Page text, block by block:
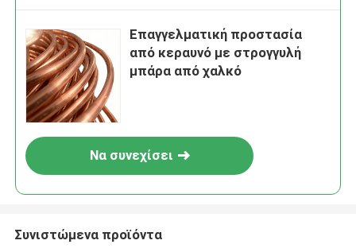
Επαγγελματική προστασία
από κεραυνό με στρογγυλή
μπάρα από χαλκό
Να συνεχίσει
Συνιστώμενα προϊόντα